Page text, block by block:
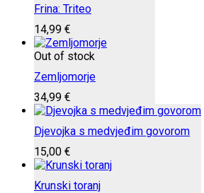
Frina: Triteo
14,99 €
Out of stock
Zemljomorje
34,99 €
Djevojka s medvjeđim govorom
15,00 €
Krunski toranj